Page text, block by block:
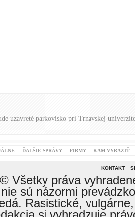
uzavreté parkovisko pri Trnavskej
ĎALŠIE SPRÁVY FIRMY KAM VYRAZIŤ
KONTAKT
Všetky práva
sú názormi
Rasistické,